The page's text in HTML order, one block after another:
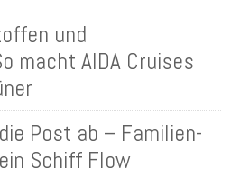
und
macht AIDA Cruises
Post ab – Familien-
Schiff Flow